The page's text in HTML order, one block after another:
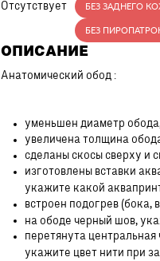
ОПИСАНИЕ
Анатомический обод :
уменьшен диаметр
увеличена толщина
сделаны скосы сверху и
изготовлены вставки
укажите какой
встроен подогрев (бока,
на ободе черный шов,
перетянута
укажите цвет нити при
Отсутствует БЕЗ ЗАДНЕГО
БЕЗ